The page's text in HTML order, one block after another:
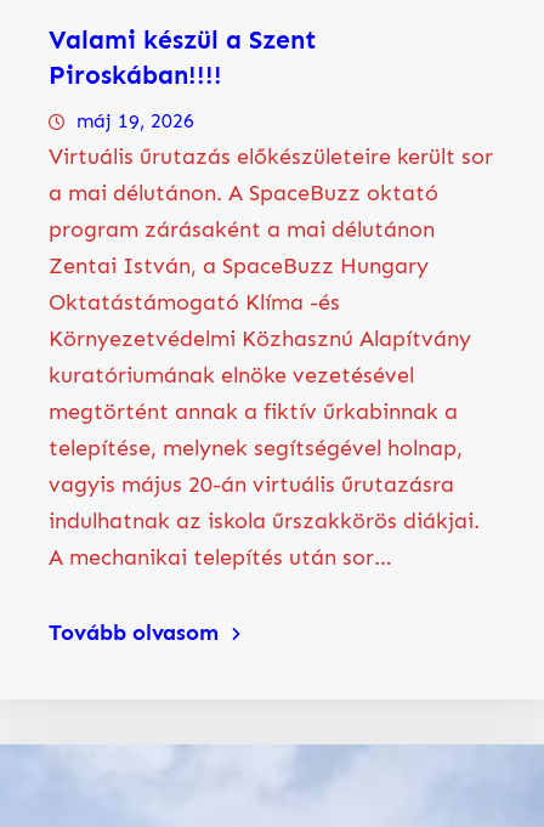
Valami készül a Szent
Piroskában!!!!
máj 19, 2026
Virtuális űrutazás előkészületeire került sor
a mai délutánon. A SpaceBuzz oktató
program zárásaként a mai délutánon
Zentai István, a SpaceBuzz Hungary
Oktatástámogató Klíma -és
Környezetvédelmi Közhasznú Alapítvány
kuratóriumának elnöke vezetésével
megtörtént annak a fiktív űrkabinnak a
telepítése, melynek segítségével holnap,
vagyis május 20-án virtuális űrutazásra
indulhatnak az iskola űrszakkörös diákjai.
A mechanikai telepítés után sor…
Tovább olvasom